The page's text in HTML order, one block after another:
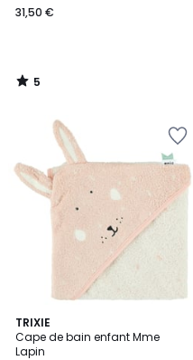
31,50 €
5
/
TRIXIE
Cape de bain enfant Mme
Lapin